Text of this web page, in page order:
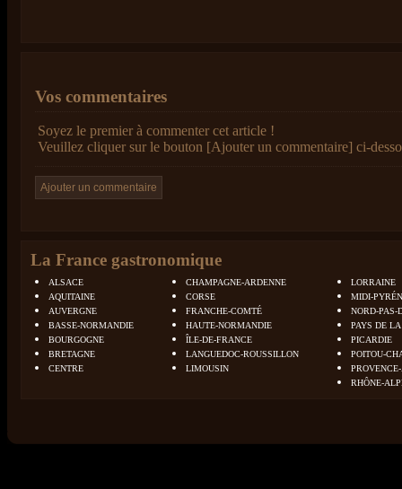
Vos commentaires
Soyez le premier à commenter cet article !
Veuillez cliquer sur le bouton [Ajouter un commentaire] ci-
La France gastronomique
ALSACE
AQUITAINE
AUVERGNE
BASSE-NORMANDIE
BOURGOGNE
BRETAGNE
CENTRE
CHAMPAGNE-ARDENNE
CORSE
FRANCHE-COMTÉ
HAUTE-NORMANDIE
ÎLE-DE-FRANCE
LANGUEDOC-ROUSSILLON
LIMOUSIN
LORRAINE
MIDI-
NORD-PAS-
PAYS DE
PICARDIE
POITOU-
RHÔNE-